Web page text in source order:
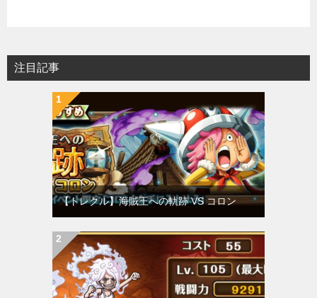
注目記事
【トレクル】海賊王への軌跡 VS コロン